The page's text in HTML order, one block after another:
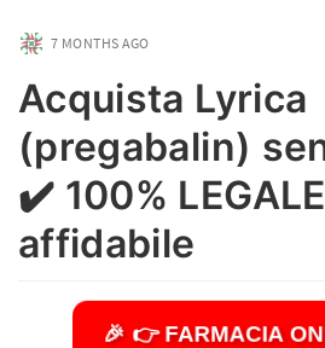
7 MONTHS AGO
Acquista Lyrica
(pregabalin)
✔️ 100%
affidabile
🎉 👉 FARMACIA